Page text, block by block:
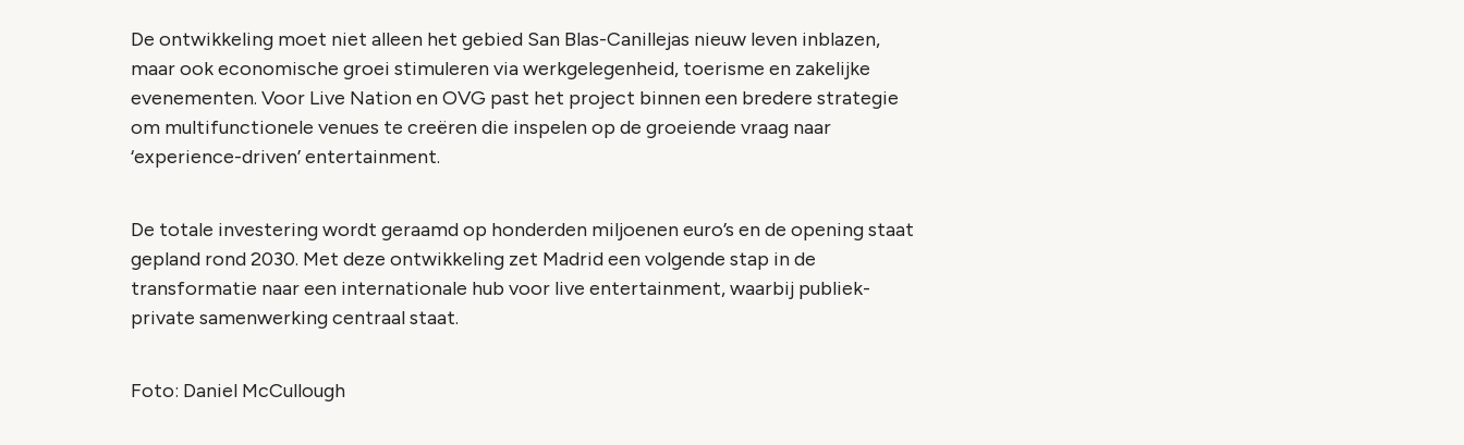
De ontwikkeling moet niet alleen het gebied San Blas-Canillejas nieuw leven inblazen,
maar ook economische groei stimuleren via werkgelegenheid, toerisme en zakelijke
evenementen. Voor Live Nation en OVG past het project binnen een bredere strategie
om multifunctionele venues te creëren die inspelen op de groeiende vraag naar
‘experience-driven’ entertainment.
De totale investering wordt geraamd op honderden miljoenen euro’s en de opening staat
gepland rond 2030. Met deze ontwikkeling zet Madrid een volgende stap in de
transformatie naar een internationale hub voor live entertainment, waarbij publiek-
private samenwerking centraal staat.
Foto: Daniel McCullough